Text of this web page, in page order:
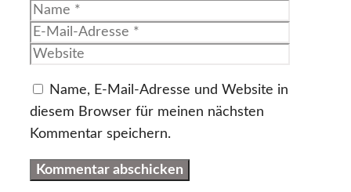
Name
Name, E-Mail-Adresse und Website in
diesem Browser für meinen nächsten
Kommentar speichern.